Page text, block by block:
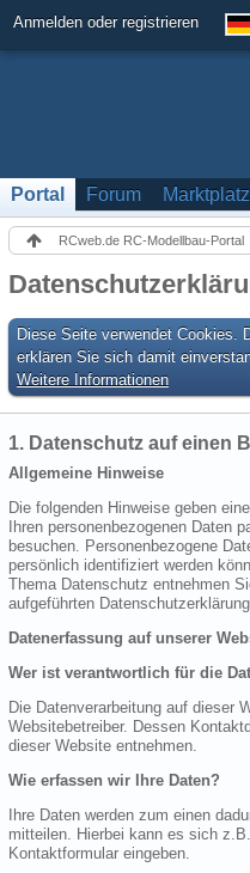
Anmelden oder registrieren
Portal Forum Marktplatz
RCweb.de RC-Modellbau-Portal
Diese Seite verwendet Cookies.
erklären Sie sich damit
Weitere Informationen
1. Datenschutz auf einen
Allgemeine Hinweise
Die folgenden Hinweise geben
Ihren personenbezogenen Daten
besuchen. Personenbezogene
persönlich identifiziert werden
Thema Datenschutz entnehmen
aufgeführten Datenschutzerklärung.
Datenerfassung auf unserer
Wer ist verantwortlich für die
Die Datenverarbeitung auf dieser
Websitebetreiber. Dessen
dieser Website entnehmen.
Wie erfassen wir Ihre Daten?
Ihre Daten werden zum einen
mitteilen. Hierbei kann es sich
Kontaktformular eingeben.